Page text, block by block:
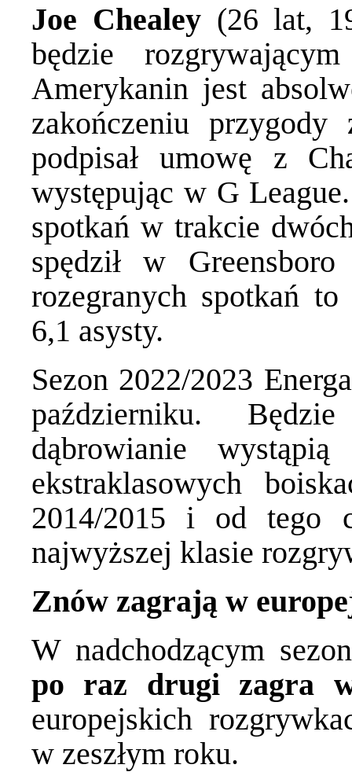
Joe Chealey(26 lat,
będzie
Amerykanin jest
zakończeniu
podpisał umowę z
występując w G
spotkań w trakcie
spędził w
rozegranych spotkań
6,1 asysty.
Sezon 2022/2023
październiku.
dąbrowianie
ekstraklasowych
2014/2015 i od tego
najwyższej klasie
Znów zagrają w
W nadchodzącym
po raz drugi zagra
europejskich
w zeszłym roku.